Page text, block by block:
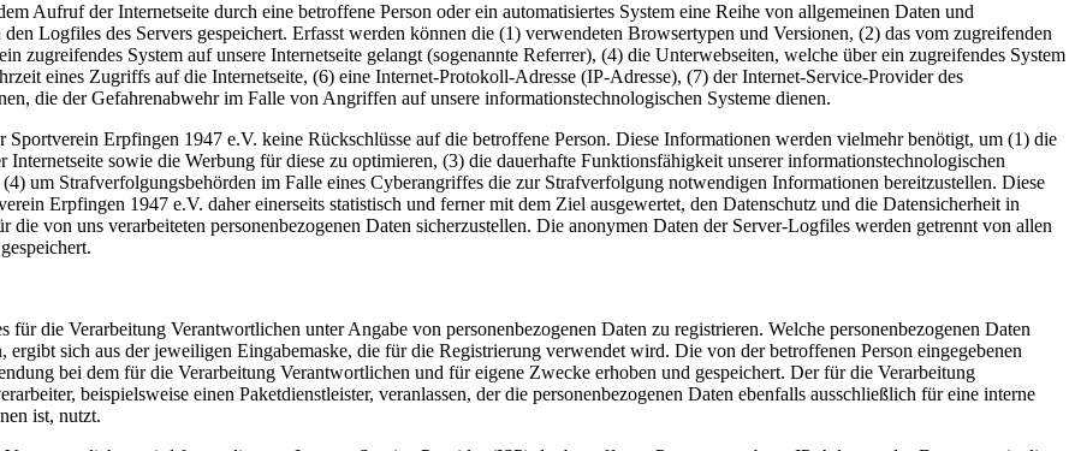
Aufruf der Internetseite durch eine betroffene Person oder ein automatisiertes System eine Reihe von allgemeinen Daten und
Logfiles des Servers gespeichert. Erfasst werden können die (1) verwendeten Browsertypen und Versionen, (2) das vom zugreifenden
zugreifendes System auf unsere Internetseite gelangt (sogenannte Referrer), (4) die Unterwebseiten, welche über ein zugreifendes System
eines Zugriffs auf die Internetseite, (6) eine Internet-Protokoll-Adresse (IP-Adresse), (7) der Internet-Service-Provider des
die der Gefahrenabwehr im Falle von Angriffen auf unsere informationstechnologischen Systeme dienen.
Erpfingen 1947 e.V. keine Rückschlüsse auf die betroffene Person. Diese Informationen werden vielmehr benötigt, um (1) die
sowie die Werbung für diese zu optimieren, (3) die dauerhafte Funktionsfähigkeit unserer informationstechnologischen
um Strafverfolgungsbehörden im Falle eines Cyberangriffes die zur Strafverfolgung notwendigen Informationen bereitzustellen. Diese
Erpfingen 1947 e.V. daher einerseits statistisch und ferner mit dem Ziel ausgewertet, den Datenschutz und die Datensicherheit in
von uns verarbeiteten personenbezogenen Daten sicherzustellen. Die anonymen Daten der Server-Logfiles werden getrennt von allen
die Verarbeitung Verantwortlichen unter Angabe von personenbezogenen Daten zu registrieren. Welche personenbezogenen Daten
sich aus der jeweiligen Eingabemaske, die für die Registrierung verwendet wird. Die von der betroffenen Person eingegebenen
bei dem für die Verarbeitung Verantwortlichen und für eigene Zwecke erhoben und gespeichert. Der für die Verarbeitung
beispielsweise einen Paketdienstleister, veranlassen, der die personenbezogenen Daten ebenfalls ausschließlich für eine interne
ist, nutzt.